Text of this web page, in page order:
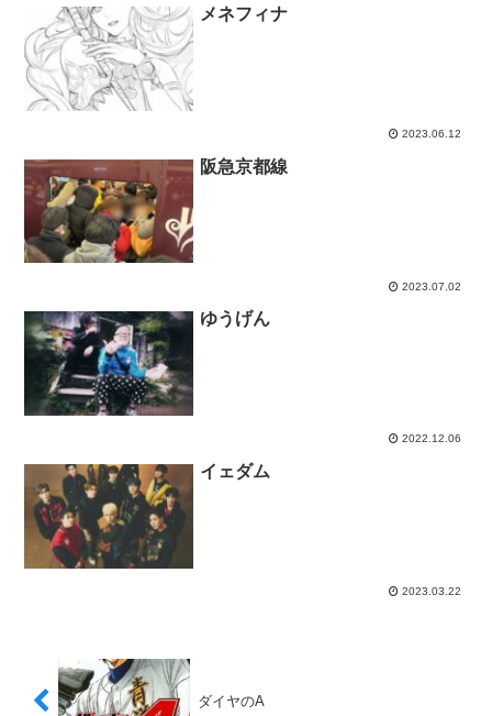
メネフィナ
2023.06.12
阪急京都線
2023.07.02
ゆうげん
2022.12.06
イェダム
2023.03.22
ダイヤのA